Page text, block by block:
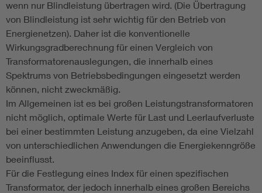
wenn nur Blindleistung übertragen wird. (Die Übertragung
von Blindleistung ist sehr wichtig für den Betrieb von
Energienetzen). Daher ist die konventionelle
Wirkungsgradberechnung für einen Vergleich von
Transformatorenauslegungen, die innerhalb eines
Spektrums von Betriebsbedingungen eingesetzt werden
können, nicht zweckmäßig.
Im Allgemeinen ist es bei großen Leistungstransformatoren
nicht möglich, optimale Werte für Last und Leerlaufverluste
bei einer bestimmten Leistung anzugeben, da eine Vielzahl
von unterschiedlichen Anwendungen die Energiekenngröße
beeinflusst.
Für die Festlegung eines Index für einen spezifischen
Transformator, der jedoch innerhalb eines großen Bereichs